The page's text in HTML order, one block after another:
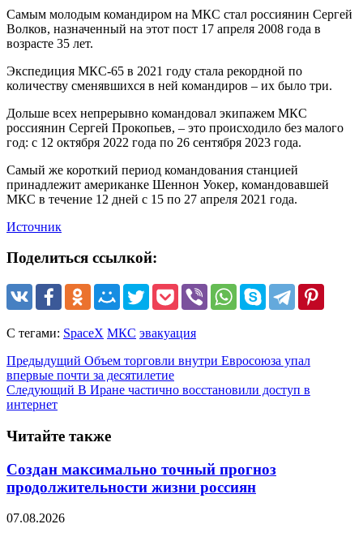
Самым молодым командиром на МКС стал россиянин Сергей
Волков, назначенный на этот пост 17 апреля 2008 года в
возрасте 35 лет.
Экспедиция МКС-65 в 2021 году стала рекордной по
количеству сменявшихся в ней командиров – их было три.
Дольше всех непрерывно командовал экипажем МКС
россиянин Сергей Прокопьев, – это происходило без малого
год: с 12 октября 2022 года по 26 сентября 2023 года.
Самый же короткий период командования станцией
принадлежит американке Шеннон Уокер, командовавшей
МКС в течение 12 дней с 15 по 27 апреля 2021 года.
Источник
Поделиться ссылкой:
С тегами: SpaceX МКС эвакуация
Предыдущий Объем торговли внутри Евросоюза упал
впервые почти за десятилетие
Следующий В Иране частично восстановили доступ в
интернет
Читайте также
Создан максимально точный прогноз
продолжительности жизни россиян
07.08.2026